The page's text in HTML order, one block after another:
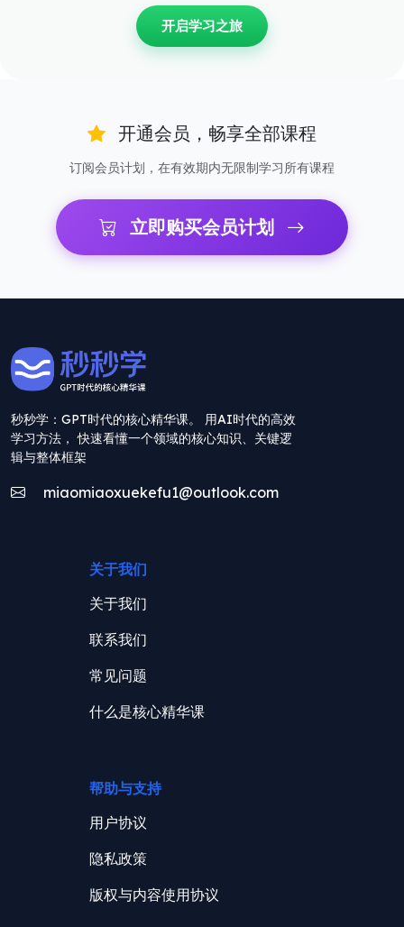
开启学习之旅
开通会员，畅享全部课程
订阅会员计划，在有效期内无限制学习所有课程
立即购买会员计划
秒秒学：GPT时代的核心精华课。 用AI时代的高效
学习方法， 快速看懂一个领域的核心知识、关键逻
辑与整体框架
miaomiaoxuekefu1@outlook.com
关于我们
关于我们
联系我们
常见问题
什么是核心精华课
帮助与支持
用户协议
隐私政策
版权与内容使用协议